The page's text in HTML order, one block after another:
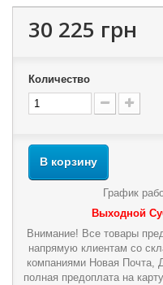
30 225 грн
Количество
В корзину
График
Выходной
Внимание! Все товары
напрямую клиентам со
компаниями Новая Почта,
полная предоплата на